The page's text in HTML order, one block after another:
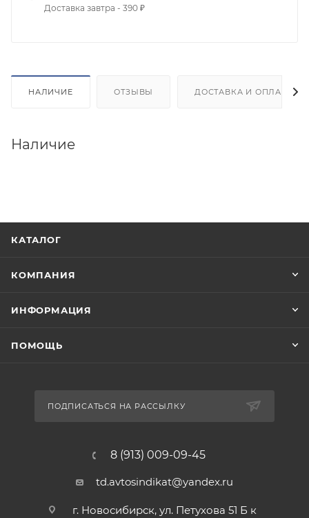
Доставка завтра - 390 ₽
НАЛИЧИЕ ОТЗЫВЫ ДОСТАВКА И ОПЛАТА
Наличие
КАТАЛОГ
КОМПАНИЯ
ИНФОРМАЦИЯ
ПОМОЩЬ
ПОДПИСАТЬСЯ НА РАССЫЛКУ
8 (913) 009-09-45
td.avtosindikat@yandex.ru
г. Новосибирск, ул. Петухова 51 Б к